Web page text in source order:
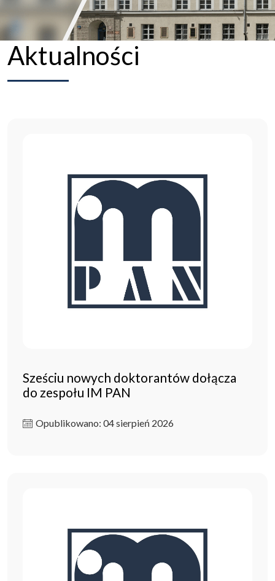
Aktualności
Sześciu nowych doktorantów dołącza
do zespołu IM PAN
Opublikowano: 04 sierpień 2026